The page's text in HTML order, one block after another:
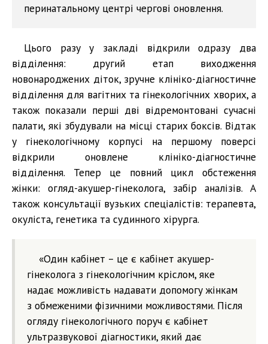
перинатальному центрі чергові оновлення.
Цього разу у закладі відкрили одразу два
відділення: другий етап виходження
новонароджених діток, зручне клініко-діагностичне
відділення для вагітних та гінекологічних хворих, а
також показали перші дві відремонтовані сучасні
палати, які збудували на місці старих боксів. Відтак
у гінекологічному корпусі на першому поверсі
відкрили оновлене клініко-діагностичне
відділення. Тепер це повний цикл обстеження
жінки: огляд-акушер-гінеколога, забір аналізів. А
також консультації вузьких спеціалістів: терапевта,
окуліста, генетика та судинного хірурга.
«Один кабінет – це є кабінет акушер-
гінеколога з гінекологічним кріслом, яке
надає можливість надавати допомогу жінкам
з обмеженими фізичними можливостями. Після
огляду гінекологічного поруч є кабінет
ультразвукової діагностики, який дає